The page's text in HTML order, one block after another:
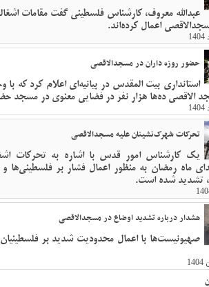
عبدالله معروف، کارشناس فلسطینی گفت مقامات
اعمال کرده‌اند.
حضور روزه داران در مسجدالاقصی
استانداری بیت المقدس در بیانیه‌ای اعلام کرد
الاقصی ده‌ها هزار نفر در فضایی معنوی در مسجد
تحرکات شهرک‌نشینان علیه مسجدالاقصی
یک کارشناس امور قدس با اشاره به تحرکات
ماه رمضان به منظور اعمال فشار بر
تشدید شده است.
هشدار درباره تشدید اوضاع در مسجدالاقصی
صهیونیست‌ها با اعمال محدودیت‌ شدید بر